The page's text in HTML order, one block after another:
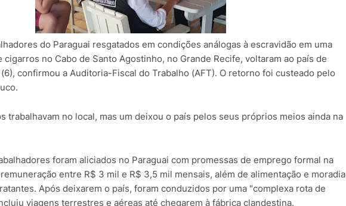
do Paraguai resgatados em condições análogas à escravidão em uma
no Cabo de Santo Agostinho, no Grande Recife, voltaram ao país de
confirmou a Auditoria-Fiscal do Trabalho (AFT). O retorno foi custeado pelo
trabalhavam no local, mas um deixou o país pelos seus próprios meios ainda na
foram aliciados no Paraguai com promessas de emprego formal na
entre R$ 3 mil e R$ 3,5 mil mensais, além de alimentação e moradia
Após deixarem o país, foram conduzidos por uma "complexa rota de
viagens terrestres e aéreas até chegarem à fábrica clandestina.